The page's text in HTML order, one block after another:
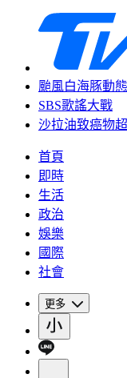
颱風白海豚動態
SBS歌謠大戰
沙拉油致癌物
首頁
即時
生活
政治
娛樂
國際
社會
更多